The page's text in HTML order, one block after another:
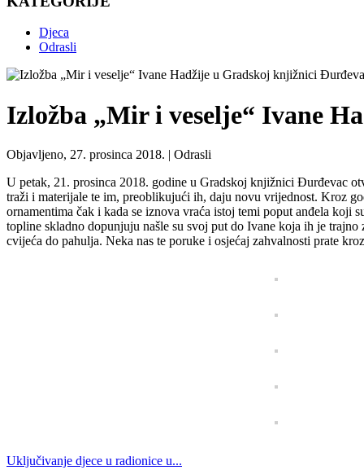
Djeca
Odrasli
Izložba „Mir i veselje“ Ivane
Objavljeno, 27. prosinca 2018. | Odrasli
U petak, 21. prosinca 2018. godine u Gradskoj knjižnici Đurđevac
traži i materijale te im, preoblikujući ih, daju novu vrijednost. Kroz
ornamentima čak i kada se iznova vraća istoj temi poput anđela koji
topline skladno dopunjuju našle su svoj put do Ivane koja ih je
cvijeća do pahulja. Neka nas te poruke i osjećaj zahvalnosti prate
Uključivanje djece u radionice u...